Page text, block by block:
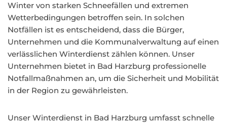
Winter von starken Schneefällen und extremen
Wetterbedingungen betroffen sein. In solchen
Notfällen ist es entscheidend, dass die Bürger,
Unternehmen und die Kommunalverwaltung auf einen
verlässlichen Winterdienst zählen können. Unser
Unternehmen bietet in Bad Harzburg professionelle
Notfallmaßnahmen an, um die Sicherheit und Mobilität
in der Region zu gewährleisten.
Unser Winterdienst in Bad Harzburg umfasst schnelle